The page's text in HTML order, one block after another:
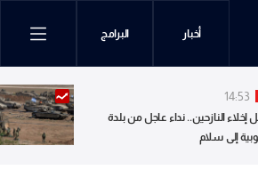
أخبار البرامج
14:53
إخلاء النازحين.. نداء عاجل من بلدة
إلى سلام